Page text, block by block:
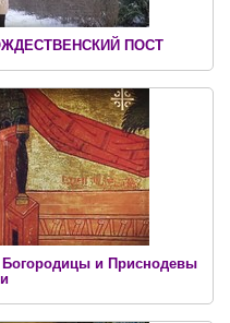
ПОСТ
и Приснодевы